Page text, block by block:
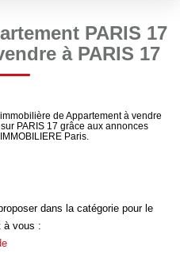
Rendez-Vous
En Ligne
Budget max
PARIS 17
à PARIS 17
de Appartement à vendre
PARIS 17 grâce aux annonces
Paris.
dans la catégorie pour le
à vous :